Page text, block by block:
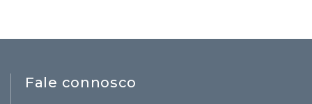
Fale connosco